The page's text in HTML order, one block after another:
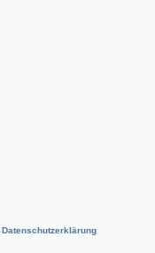
Datenschutzerklärung